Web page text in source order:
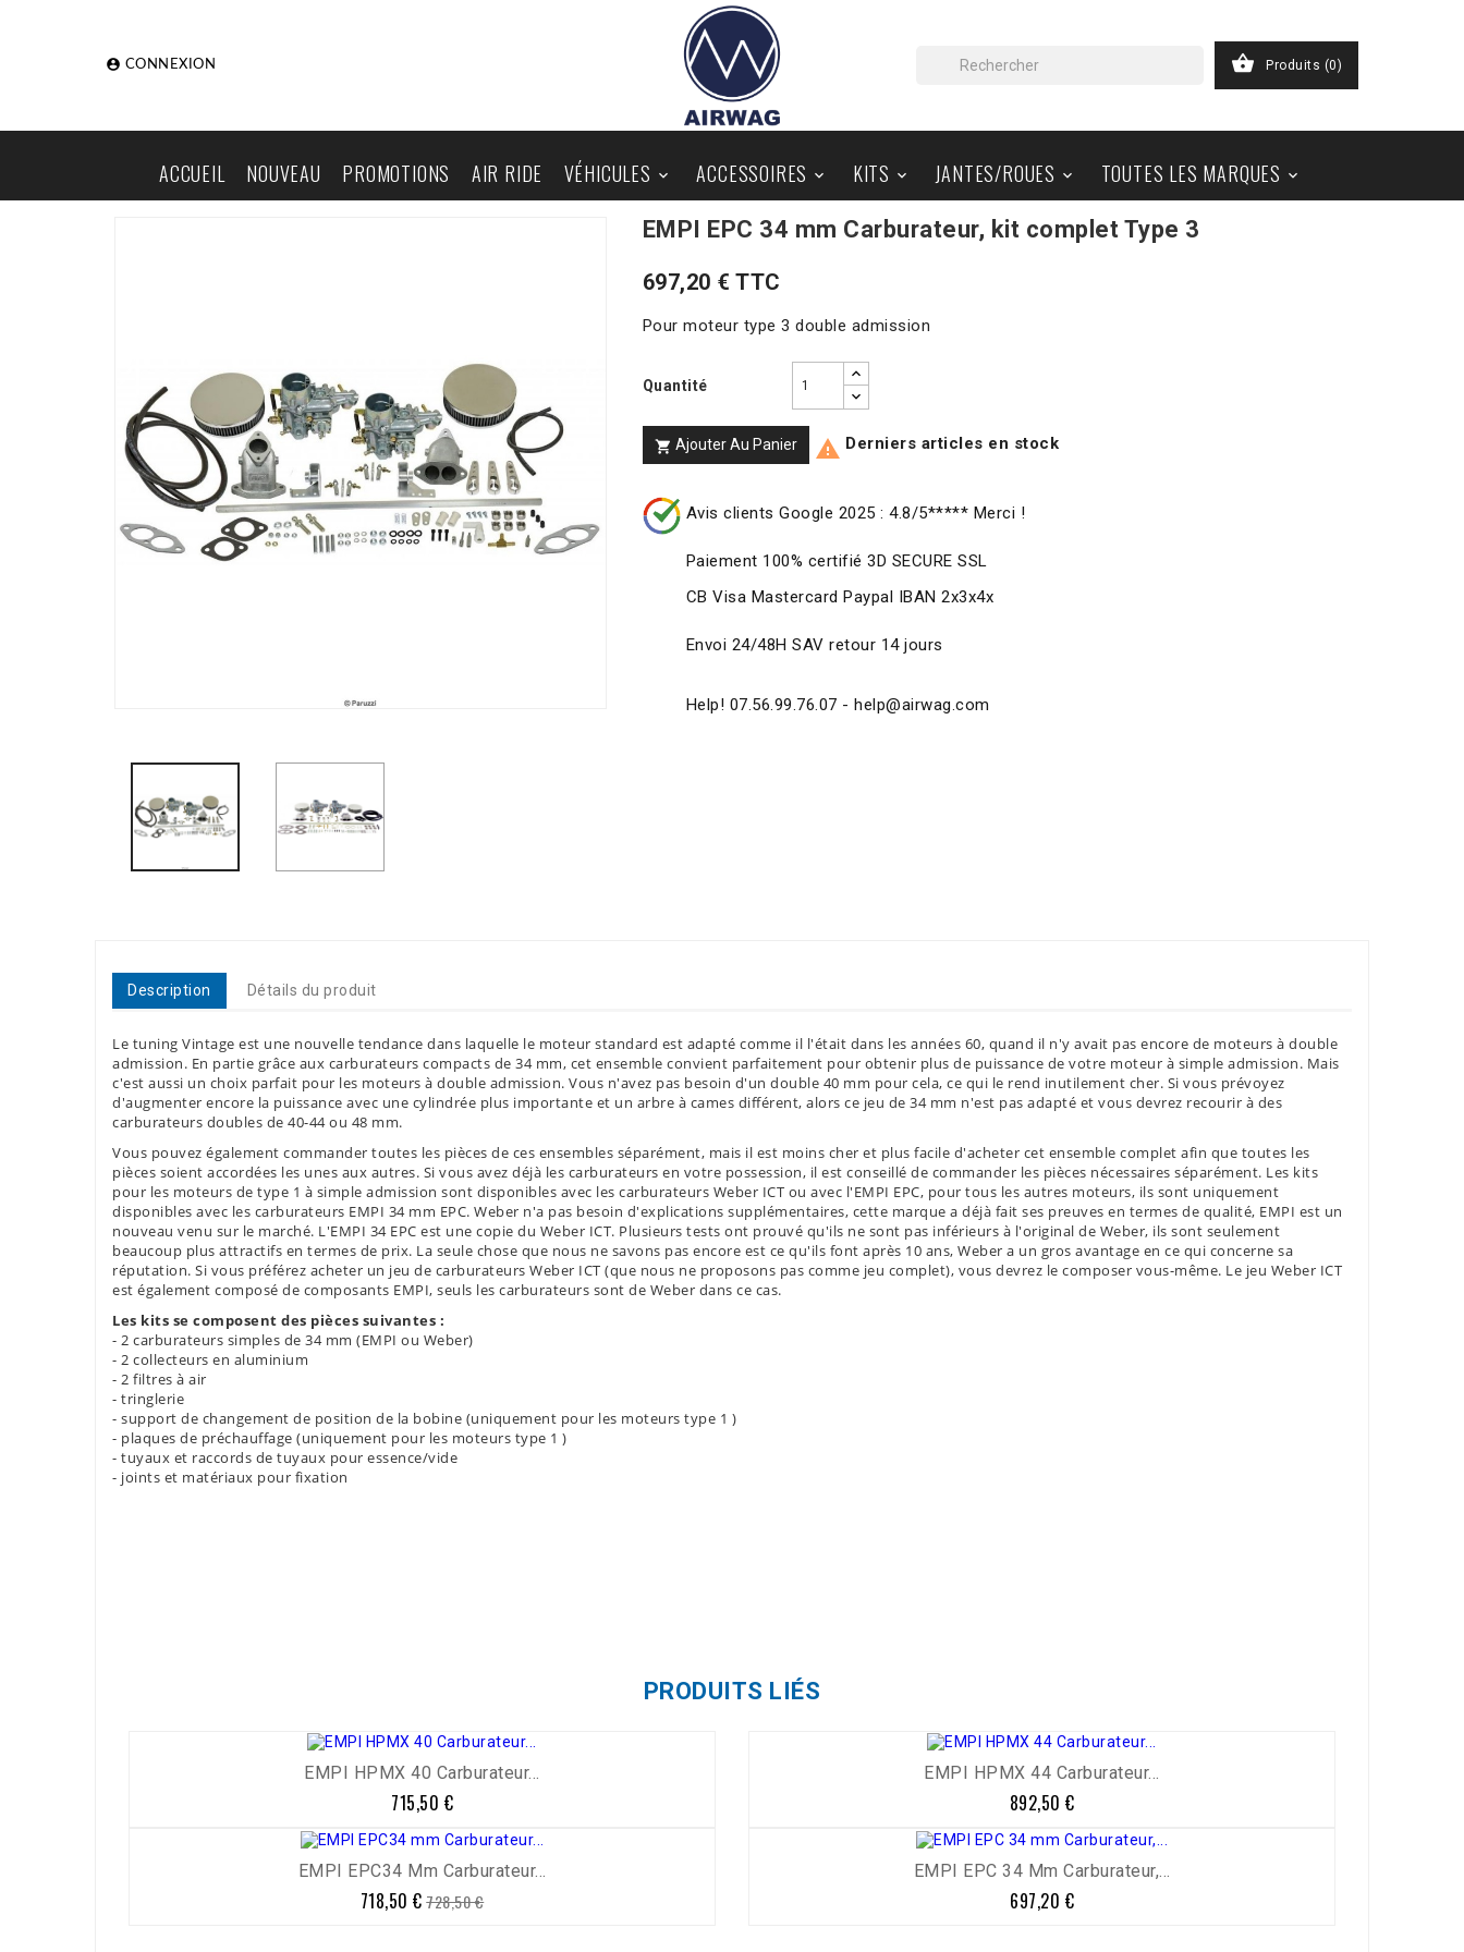
 CONNEXION  Produits (0)
ACCUEIL NOUVEAU PROMOTIONS AIR RIDE 
VÉHICULES 
ACCESSOIRES 
KITS 
JANTES/ROUES 
TOUTES LES MARQUES
PIÈCES AU DÉTAIL BLOG
EMPI EPC 34 mm Carburateur, kit complet Type 3
697,20 € TTC
Pour moteur type 3 double admission
Quantité
 Ajouter Au Panier  Derniers articles en stock
Avis clients Google 2025 : 4.8/5***** Merci !
Paiement 100% certifié 3D SECURE SSL
CB Visa Mastercard Paypal IBAN 2x3x4x
Envoi 24/48H SAV retour 14 jours
Help! 07.56.99.76.07 - help@airwag.com
Description Détails du produit
Le tuning Vintage est une nouvelle tendance dans laquelle le moteur standard est adapté comme il l'était dans les années 60, quand il n'y avait pas encore de moteurs à double
admission. En partie grâce aux carburateurs compacts de 34 mm, cet ensemble convient parfaitement pour obtenir plus de puissance de votre moteur à simple admission. Mais
c'est aussi un choix parfait pour les moteurs à double admission. Vous n'avez pas besoin d'un double 40 mm pour cela, ce qui le rend inutilement cher. Si vous prévoyez
d'augmenter encore la puissance avec une cylindrée plus importante et un arbre à cames différent, alors ce jeu de 34 mm n'est pas adapté et vous devrez recourir à des
carburateurs doubles de 40-44 ou 48 mm.
Vous pouvez également commander toutes les pièces de ces ensembles séparément, mais il est moins cher et plus facile d'acheter cet ensemble complet afin que toutes les
pièces soient accordées les unes aux autres. Si vous avez déjà les carburateurs en votre possession, il est conseillé de commander les pièces nécessaires séparément. Les kits
pour les moteurs de type 1 à simple admission sont disponibles avec les carburateurs Weber ICT ou avec l'EMPI EPC, pour tous les autres moteurs, ils sont uniquement
disponibles avec les carburateurs EMPI 34 mm EPC. Weber n'a pas besoin d'explications supplémentaires, cette marque a déjà fait ses preuves en termes de qualité, EMPI est un
nouveau venu sur le marché. L'EMPI 34 EPC est une copie du Weber ICT. Plusieurs tests ont prouvé qu'ils ne sont pas inférieurs à l'original de Weber, ils sont seulement
beaucoup plus attractifs en termes de prix. La seule chose que nous ne savons pas encore est ce qu'ils font après 10 ans, Weber a un gros avantage en ce qui concerne sa
réputation. Si vous préférez acheter un jeu de carburateurs Weber ICT (que nous ne proposons pas comme jeu complet), vous devrez le composer vous-même. Le jeu Weber ICT
est également composé de composants EMPI, seuls les carburateurs sont de Weber dans ce cas.
Les kits se composent des pièces suivantes :
- 2 carburateurs simples de 34 mm (EMPI ou Weber)
- 2 collecteurs en aluminium
- 2 filtres à air
- tringlerie
- support de changement de position de la bobine (uniquement pour les moteurs type 1 )
- plaques de préchauffage (uniquement pour les moteurs type 1 )
- tuyaux et raccords de tuyaux pour essence/vide
- joints et matériaux pour fixation
PRODUITS LIÉS
EMPI HPMX 40 Carburateur...
Prix
715,50 €
EMPI HPMX 44 Carburateur...
Prix
892,50 €
EMPI EPC34 Mm Carburateur...
Prix
718,50 € Prix
728,50 €
EMPI EPC 34 Mm Carburateur,...
Prix
697,20 €